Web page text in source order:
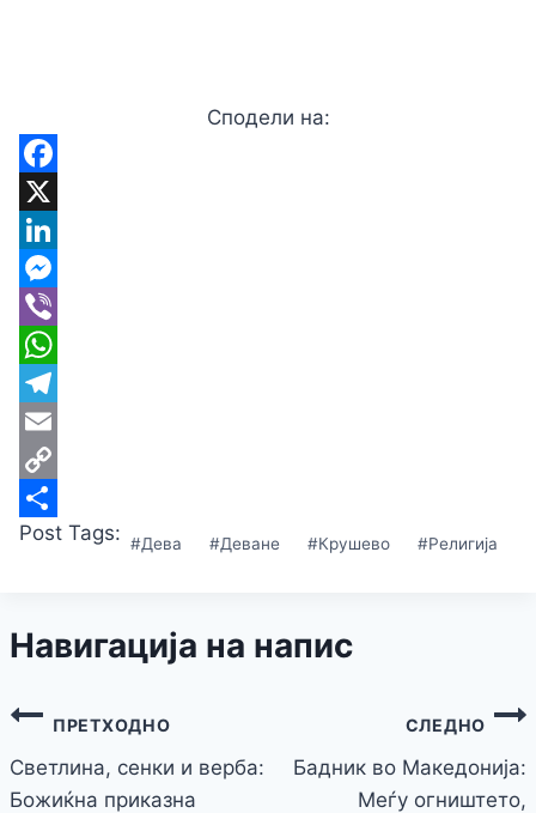
Сподели на:
Link
Share
Post Tags: #Дева #Деване #Крушево #Религија
Навигација на напис
ПРЕТХОДНО
Светлина, сенки и верба:
Божиќна приказна
СЛЕДНО
Бадник во Македонија:
Меѓу oгништето,